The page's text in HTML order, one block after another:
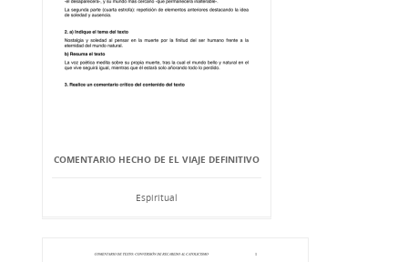
COMENTARIO HECHO DE EL VIAJE DEFINITIVO
Espiritual